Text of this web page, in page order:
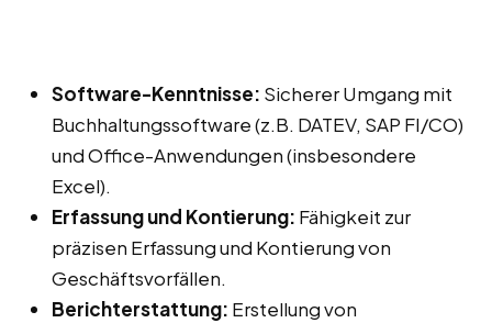
Software-Kenntnisse: Sicherer Umgang mit
Buchhaltungssoftware (z.B. DATEV, SAP FI/CO)
und Office-Anwendungen (insbesondere
Excel).
Erfassung und Kontierung: Fähigkeit zur
präzisen Erfassung und Kontierung von
Geschäftsvorfällen.
Berichterstattung: Erstellung von